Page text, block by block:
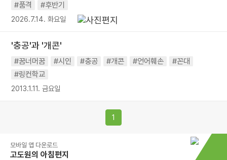
#품격
#후반기
2026.7.14. 화요일
'충공'과 '개콘'
#꿈너머꿈 #시인 #충공 #개콘 #언어훼손
#꼰대
#링컨학교
2013.1.11. 금요일
1
모바일 앱 다운로드
고도원의 아침편지